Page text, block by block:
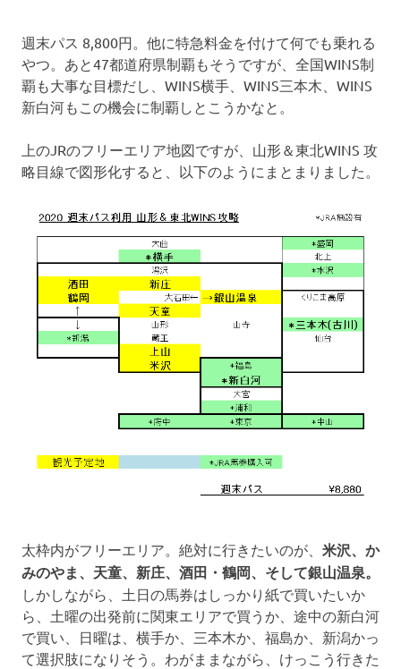
週末パス 8,800円。他に特急料金を付けて何でも乗れる
やつ。あと47都道府県制覇もそうですが、全国WINS制
覇も大事な目標だし、WINS横手、WINS三本木、WINS
新白河もこの機会に制覇しとこうかなと。
上のJRのフリーエリア地図ですが、山形＆東北WINS 攻
略目線で図形化すると、以下のようにまとまりました。
太枠内がフリーエリア。絶対に行きたいのが、 米沢、か
みのやま、天童、新庄、酒田・鶴岡、そして銀山温泉。
しかしながら、土日の馬券はしっかり紙で買いたいか
ら、土曜の出発前に関東エリアで買うか、途中の新白河
で買い、日曜は、横手か、三本木か、福島か、新潟かっ
て選択肢になりそう。わがままながら、けっこう行きた